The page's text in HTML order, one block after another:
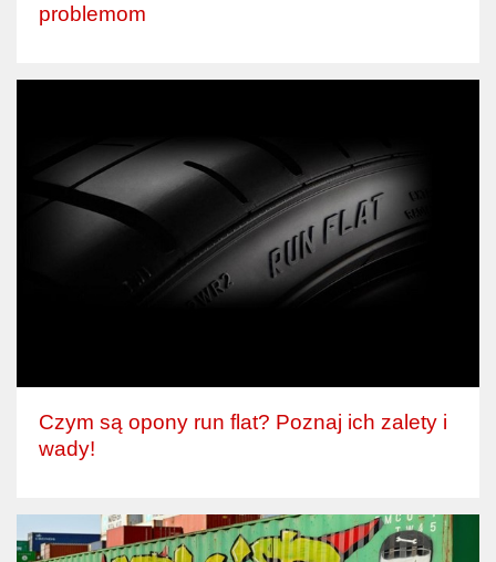
problemom
Czym są opony run flat? Poznaj ich zalety i
wady!